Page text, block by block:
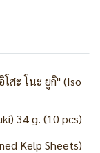
สะ โนะ ยูกิ" (Iso
34 g. (10 pcs)
Kelp Sheets)